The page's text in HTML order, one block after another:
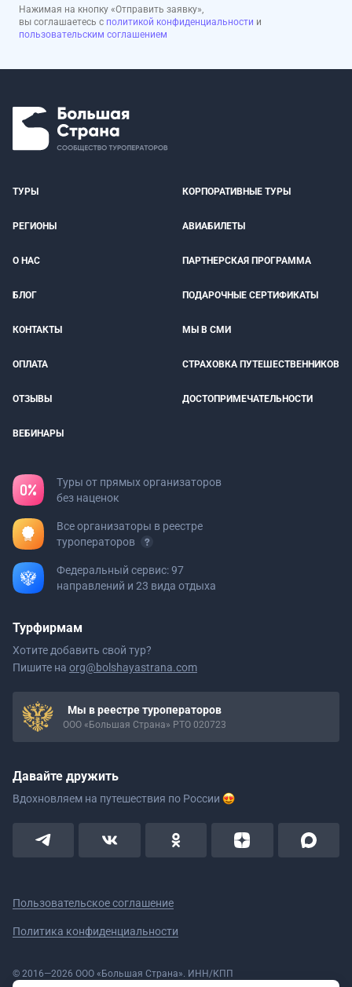
Нажимая на кнопку «Отправить заявку»,
вы соглашаетесь с политикой конфиденциальности и
пользовательским соглашением
ТУРЫ КОРПОРАТИВНЫЕ ТУРЫ
РЕГИОНЫ АВИАБИЛЕТЫ
О НАС ПАРТНЕРСКАЯ ПРОГРАММА
БЛОГ ПОДАРОЧНЫЕ СЕРТИФИКАТЫ
КОНТАКТЫ МЫ В СМИ
ОПЛАТА СТРАХОВКА ПУТЕШЕСТВЕННИКОВ
ОТЗЫВЫ ДОСТОПРИМЕЧАТЕЛЬНОСТИ
ВЕБИНАРЫ
Туры от прямых организаторов
без наценок
Все организаторы в реестре
туроператоров
Федеральный сервис: 97
направлений и 23 вида отдыха
Турфирмам
Хотите добавить свой тур?
Пишите на org@bolshayastrana.com
Мы в реестре туроператоров
ООО «Большая Страна» РТО 020723
Давайте дружить
Вдохновляем на путешествия по России
Пользовательское соглашение
Политика конфиденциальности
© 2016—2026 ООО «Большая Страна». ИНН/КПП